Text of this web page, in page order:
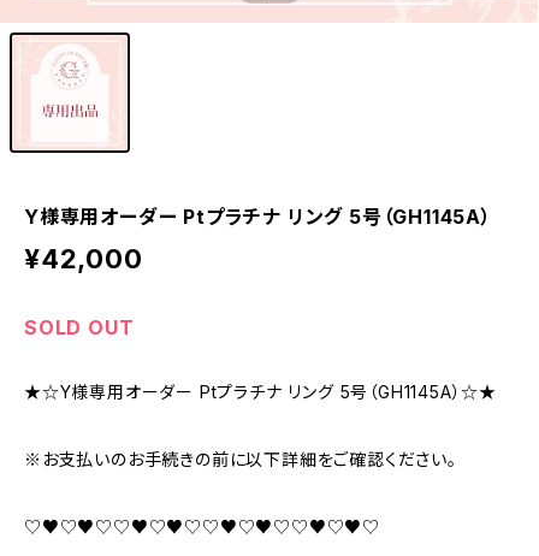
Y様専用オーダー Ptプラチナ リング 5号（GH1145A）
¥42,000
SOLD OUT
★☆Y様専用オーダー Ptプラチナ リング 5号（GH1145A）☆★
※お支払いのお手続きの前に以下詳細をご確認ください。
♡♥♡♥♡♡♥♡♥♡♡♥♡♥♡♡♥♡♥♡